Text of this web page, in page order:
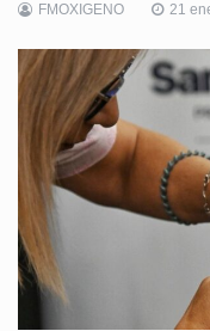
FMOXIGENO 21